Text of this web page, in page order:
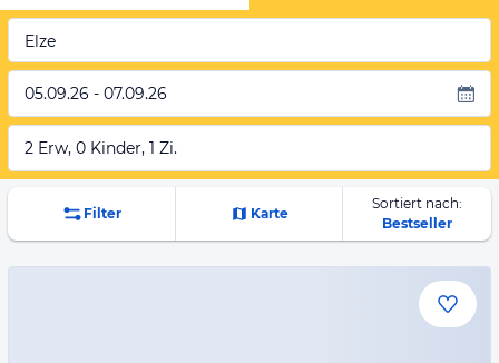
Elze
05.09.26 - 07.09.26
2 Erw, 0 Kinder, 1 Zi.
Filter Karte
Sortiert nach:
Bestseller